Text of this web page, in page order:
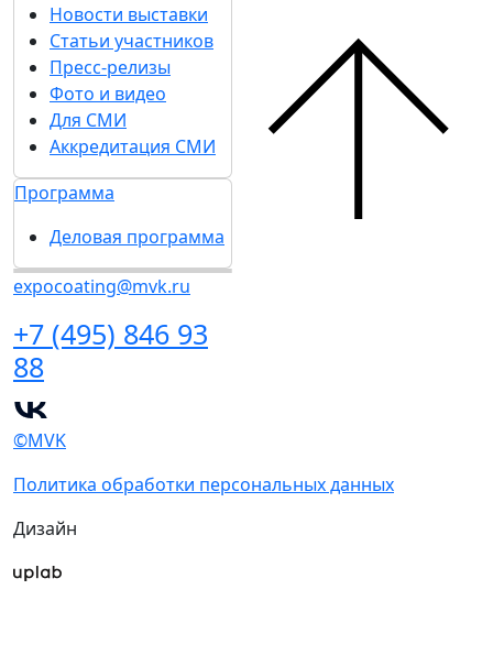
Новости выставки
Статьи участников
Пресс-релизы
Фото и видео
Для СМИ
Аккредитация СМИ
Программа
Деловая программа
expocoating@mvk.ru
+7 (495) 846 93
88
©MVK
Политика обработки персональных данных
Дизайн